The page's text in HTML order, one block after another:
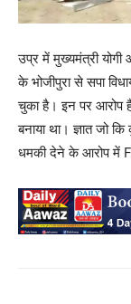
उप्र में मुख्यमंत्री योगी
के भोजीपुरा से सपा
चुका है। इन पर आरोप है
बनाया था। ज्ञात जो
धमकी देने के आरोप में